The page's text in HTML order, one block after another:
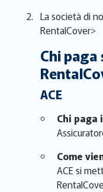
La società di
RentalCover>
Chi paga
ACE
Chi paga
Come
ACE si